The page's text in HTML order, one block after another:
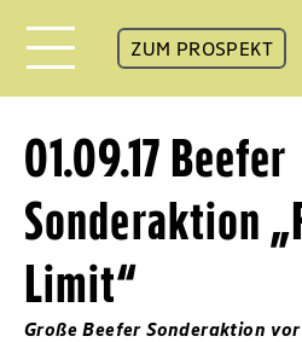
ZUM PROSPEKT
01.09.17 Beefer
Sonderaktion
Limit“
Große Beefer Sonderaktion